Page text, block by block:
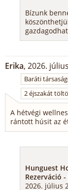
Bízunk
Erika, 2026.
Baráti
2 éjszakát
A hétvégi
rántott húsit az
Hunguest
Rezerváció
2026. július